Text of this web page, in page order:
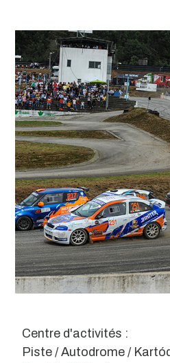
Centre d'activités :
Piste / Autodrome /